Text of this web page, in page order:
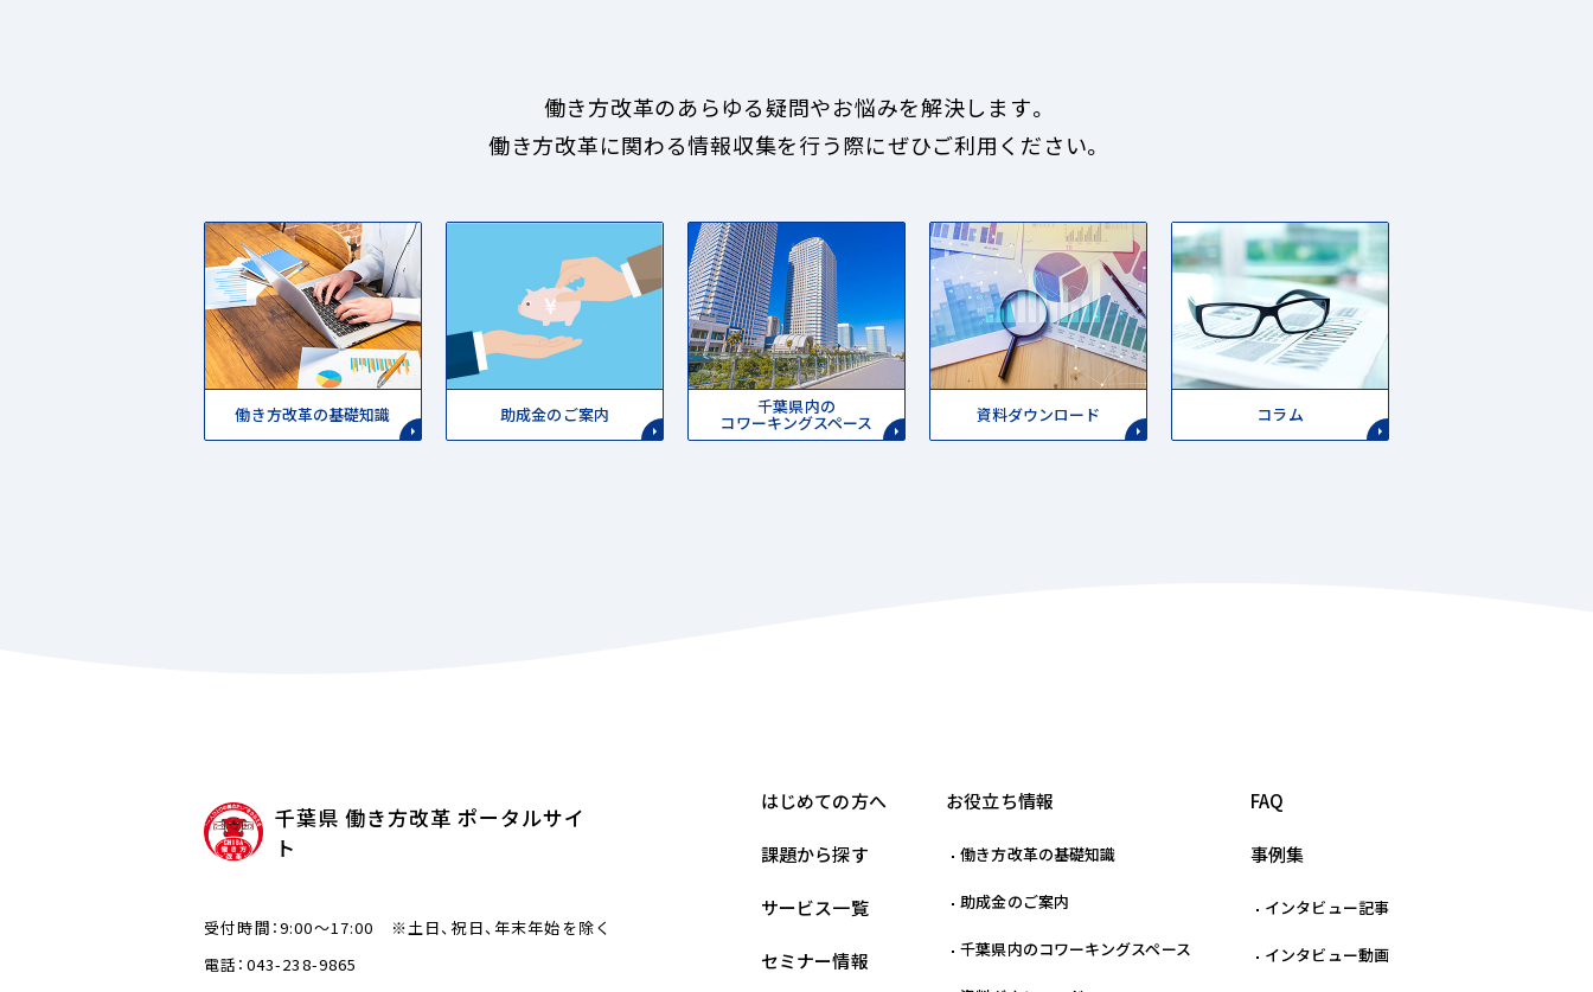
働き方改革のあらゆる疑問やお悩みを解決します。
働き方改革に関わる情報収集を行う際にぜひご利用ください。
働き方改革の基礎知識 助成金のご案内 千葉県内の
コワーキングスペース 資料ダウンロード コラム
千葉県 働き方改革 ポータルサイ
ト
受付時間：9:00～17:00 ※土日、祝日、年末年始を除く
電話：043-238-9865
はじめての方へ
課題から探す
サービス一覧
セミナー情報
お役立ち情報
働き方改革の基礎知識
助成金のご案内
千葉県内のコワーキングスペース
FAQ
事例集
インタビュー記事
インタビュー動画